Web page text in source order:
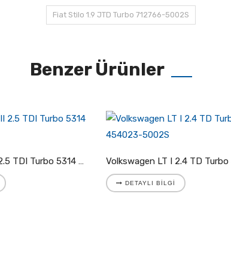
Fiat Stilo 1.9 JTD Turbo 712766-5002S
Benzer Ürünler
Volkswagen LT II 2.5 TDI Turbo 5314 988 7025
DETAYLI BILGI